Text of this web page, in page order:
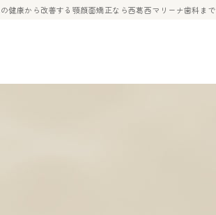
健康から改善する顎顔面矯正なら西葛西マリーナ歯科まで